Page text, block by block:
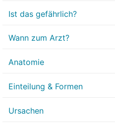
Ist das gefährlich?
Wann zum Arzt?
Anatomie
Einteilung & Formen
Ursachen